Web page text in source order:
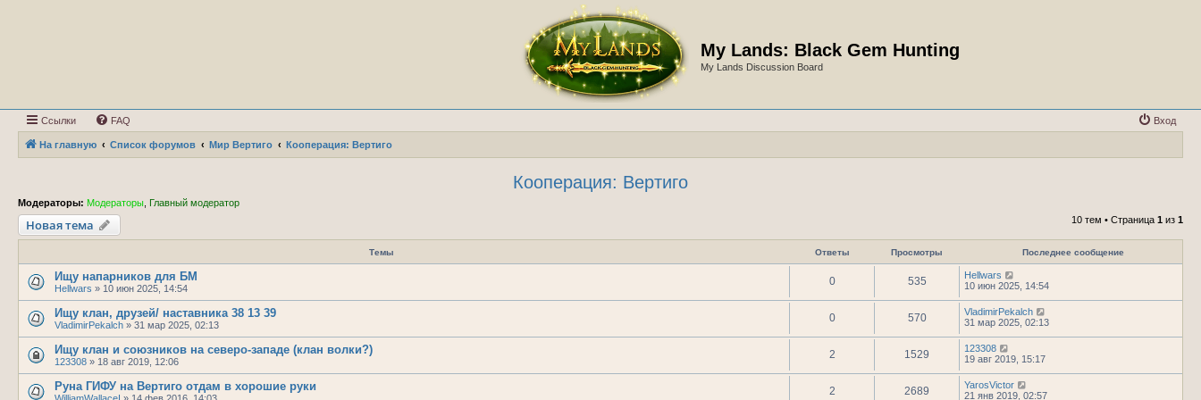
My Lands: Black Gem Hunting
My Lands Discussion Board
Ссылки FAQ Вход
На главную Список форумов Мир Вертиго Кооперация: Вертиго
Кооперация: Вертиго
Модераторы: Модераторы Главный модератор
Новая тема 10 тем • Страница 1 из 1
Темы Ответы Просмотры Последнее сообщение
Ищу напарников для БМ
Hellwars » 10 июн 2025, 14:54
0 535
Hellwars
10 июн 2025, 14:54
Ищу клан, друзей/ наставника 38 13 39
VladimirPekalch » 31 мар 2025, 02:13
0 570
VladimirPekalch
31 мар 2025, 02:13
Ищу клан и союзников на северо-западе (клан волки?)
123308 » 18 авг 2019, 12:06
2 1529
123308
19 авг 2019, 15:17
Руна ГИФУ на Вертиго отдам в хорошие руки
WilliamWallaceI » 14 фев 2016, 14:03
2 2689
YarosVictor
21 янв 2019, 02:57